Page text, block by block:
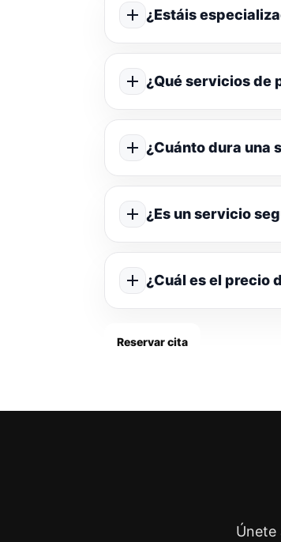
¿Estáis
¿Qué servicios de
¿Cuánto dura una
¿Es un servicio
¿Cuál es el precio
Reservar cita
Únete